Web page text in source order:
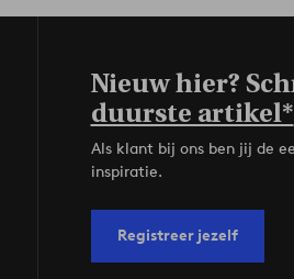
Nieuw hier?
duurste artikel*
Als klant bij ons ben jij de
inspiratie.
Registreer jezelf